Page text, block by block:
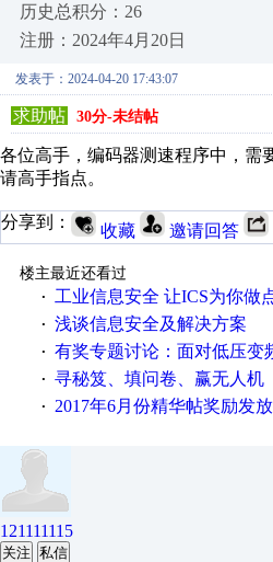
历史总积分：26
注册：2024年4月20日
发表于：2024-04-20 17:43:07
求助帖 30分-未结帖
各位高手，编码器测速程序中，需
请高手指点。
分享到： 收藏 邀请回答
楼主最近还看过
·
工业信息安全 让ICS为你做
· 浅谈信息安全及解决方案
· 有奖专题讨论：面对低压变频故障，老手是这样解
· 寻秘笈、填问卷、赢无人机
· 2017年6月份精华帖奖励发
121111115
关注 私信